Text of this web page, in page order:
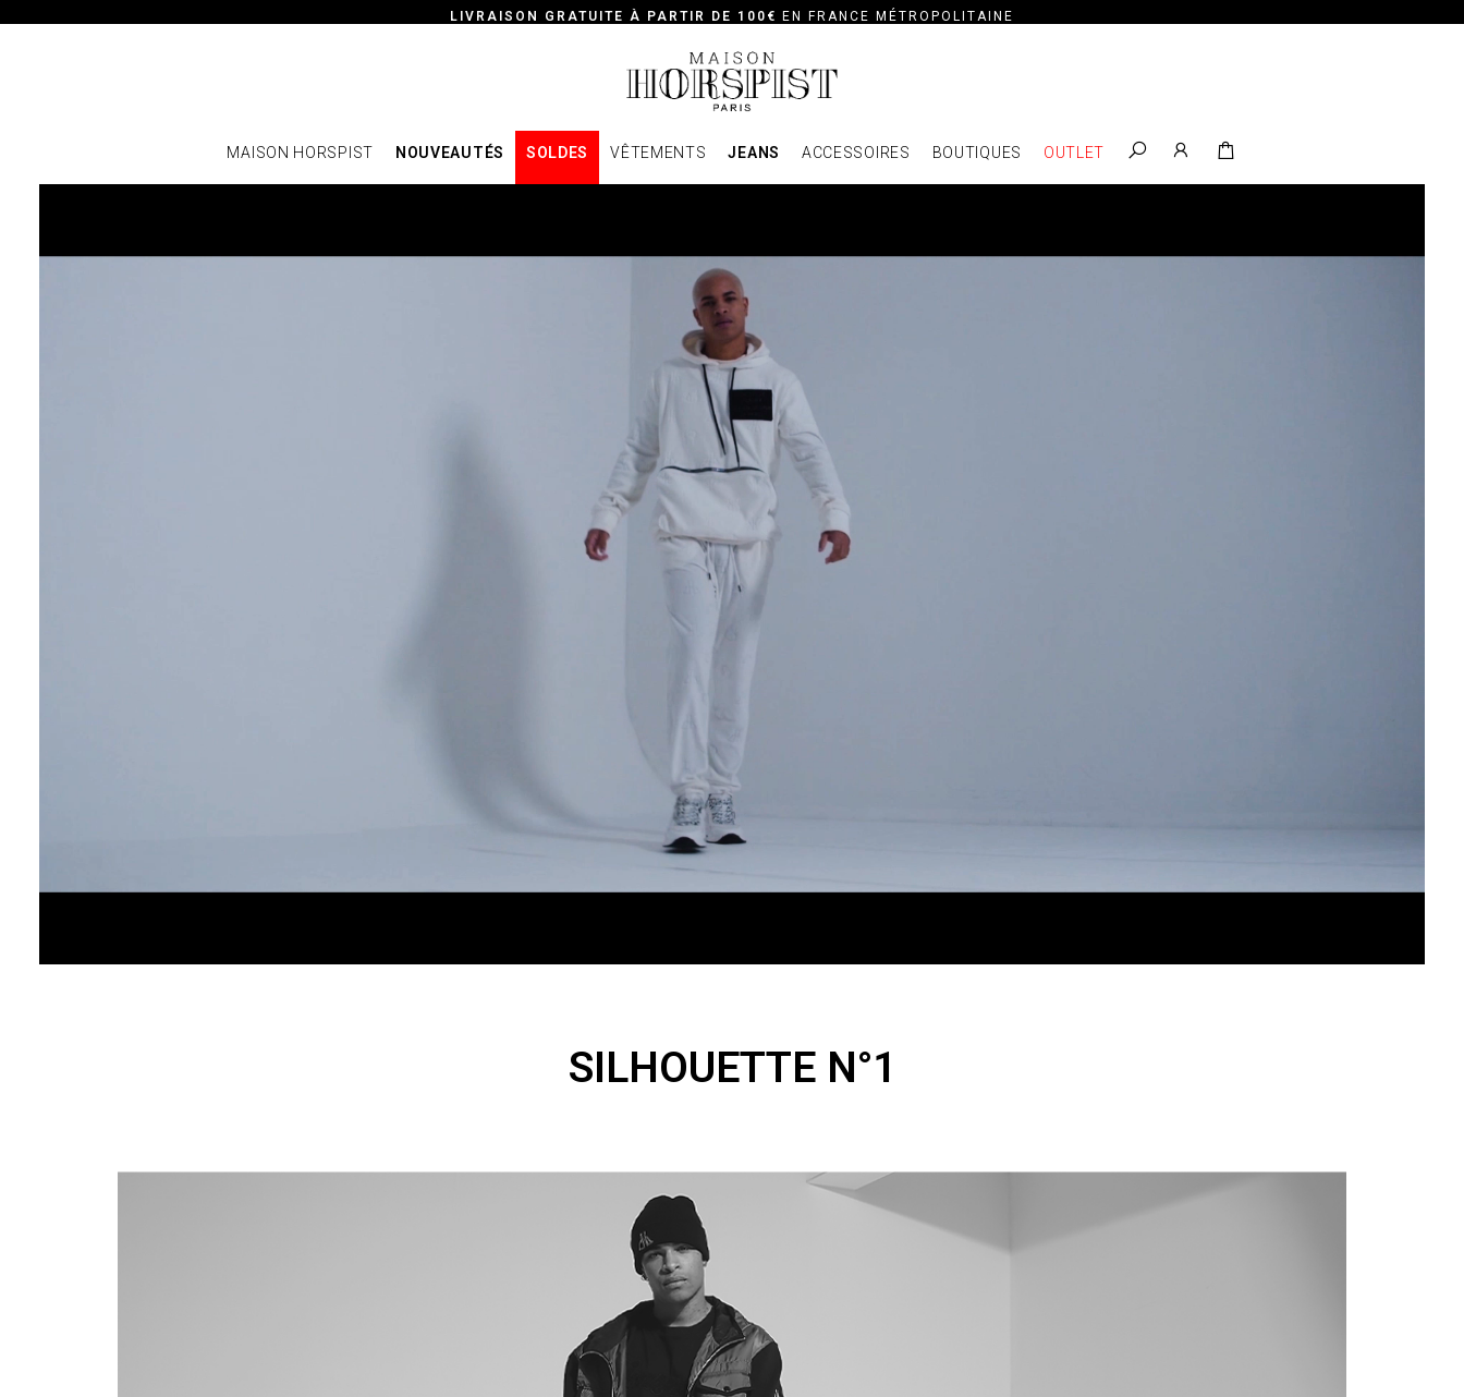
LIVRAISON GRATUITE À PARTIR DE 100€ EN FRANCE MÉTROPOLITAINE
MAISON HORSPIST NOUVEAUTÉS SOLDES VÊTEMENTS JEANS ACCESSOIRES BOUTIQUES OUTLET
SILHOUETTE N°1